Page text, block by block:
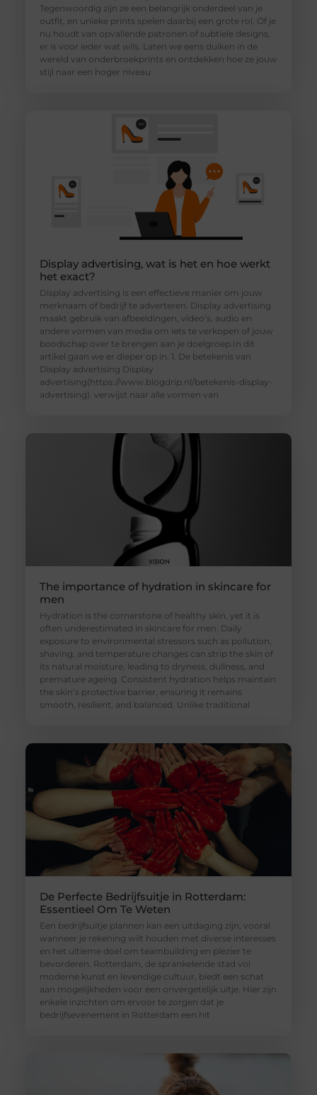
Tegenwoordig zijn ze een belangrijk onderdeel van je
outfit, en unieke prints spelen daarbij een grote rol. Of je
nu houdt van opvallende patronen of subtiele designs,
er is voor ieder wat wils. Laten we eens duiken in de
wereld van onderbroekprints en ontdekken hoe ze jouw
stijl naar een hoger niveau
Display advertising, wat is het en hoe werkt
het exact?
Display advertising is een effectieve manier om jouw
merknaam of bedrijf te adverteren. Display advertising
maakt gebruik van afbeeldingen, video’s, audio en
andere vormen van media om iets te verkopen of jouw
boodschap over te brengen aan je doelgroep.In dit
artikel gaan we er dieper op in. 1. De betekenis van
Display advertising Display
advertising(https://www.blogdrip.nl/betekenis-display-
advertising). verwijst naar alle vormen van
The importance of hydration in skincare for
men
Hydration is the cornerstone of healthy skin, yet it is
often underestimated in skincare for men. Daily
exposure to environmental stressors such as pollution,
shaving, and temperature changes can strip the skin of
its natural moisture, leading to dryness, dullness, and
premature ageing. Consistent hydration helps maintain
the skin’s protective barrier, ensuring it remains
smooth, resilient, and balanced. Unlike traditional
De Perfecte Bedrijfsuitje in Rotterdam:
Essentieel Om Te Weten
Een bedrijfsuitje plannen kan een uitdaging zijn, vooral
wanneer je rekening wilt houden met diverse interesses
en het ultieme doel om teambuilding en plezier te
bevorderen. Rotterdam, de sprankelende stad vol
moderne kunst en levendige cultuur, biedt een schat
aan mogelijkheden voor een onvergetelijk uitje. Hier zijn
enkele inzichten om ervoor te zorgen dat je
bedrijfsevenement in Rotterdam een hit